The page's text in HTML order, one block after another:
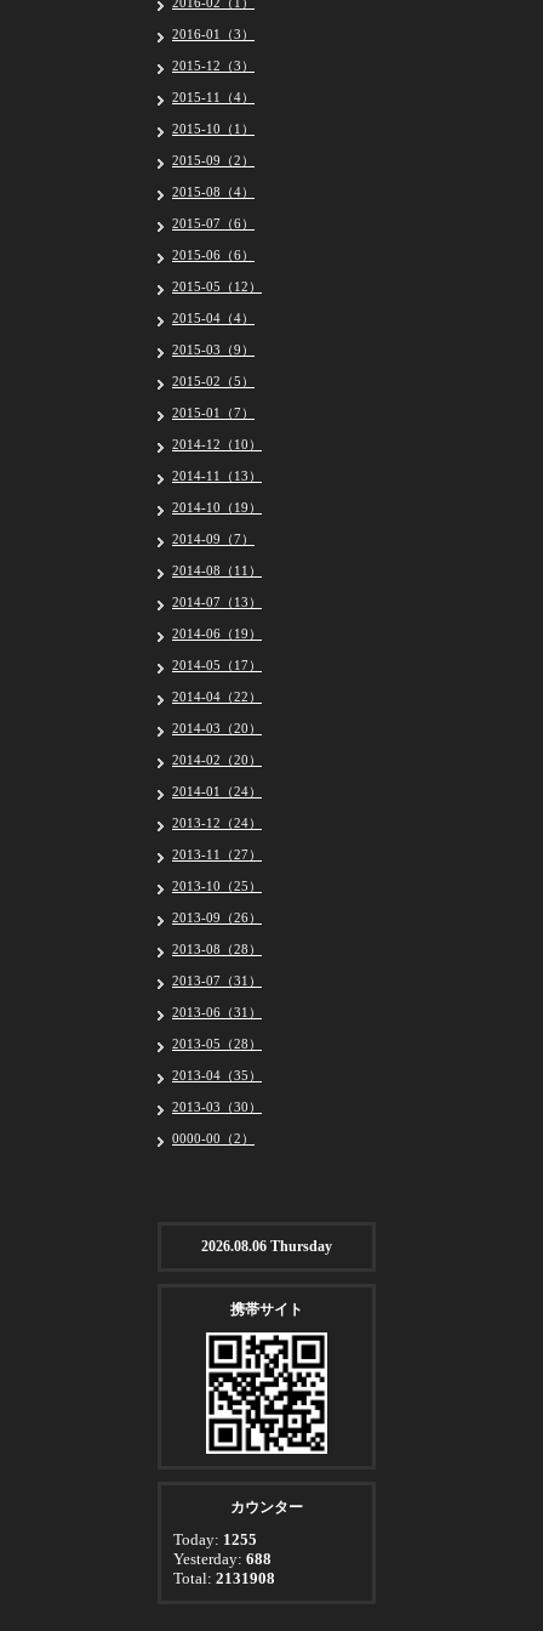
2016-01（3）
2015-12（3）
2015-11（4）
2015-10（1）
2015-09（2）
2015-08（4）
2015-07（6）
2015-06（6）
2015-05（12）
2015-04（4）
2015-03（9）
2015-02（5）
2015-01（7）
2014-12（10）
2014-11（13）
2014-10（19）
2014-09（7）
2014-08（11）
2014-07（13）
2014-06（19）
2014-05（17）
2014-04（22）
2014-03（20）
2014-02（20）
2014-01（24）
2013-12（24）
2013-11（27）
2013-10（25）
2013-09（26）
2013-08（28）
2013-07（31）
2013-06（31）
2013-05（28）
2013-04（35）
2013-03（30）
0000-00（2）
2026.08.06 Thursday
携帯サイト
カウンター
Today: 1255
Yesterday: 688
Total: 2131908